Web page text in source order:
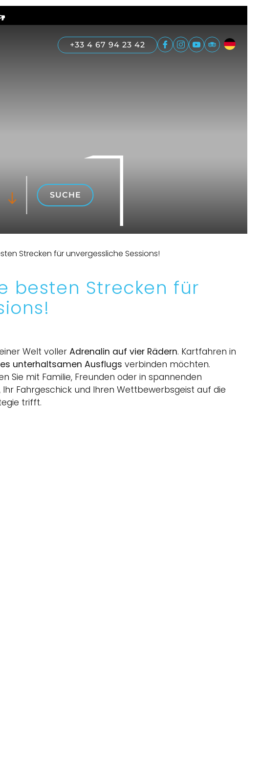
+33 4 67 94 23 42
SUCHE
Strecken für unvergessliche Sessions!
besten Strecken für
Welt voller Adrenalin auf vier Rädern. Kartfahren in
unterhaltsamen Ausflugs verbinden möchten.
Sie mit Familie, Freunden oder in spannenden
Fahrgeschick und Ihren Wettbewerbsgeist auf die
trifft.